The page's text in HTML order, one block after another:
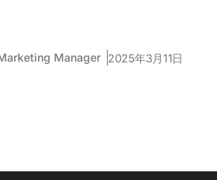
Manager 2025年3月11日